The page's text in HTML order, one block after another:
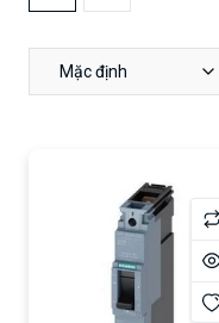
Mặc định